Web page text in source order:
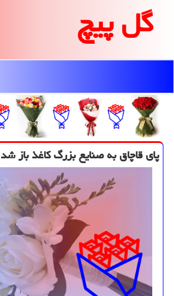
گل پیچ
پای قاچاق به صنایع بزرگ كاغذ باز شد